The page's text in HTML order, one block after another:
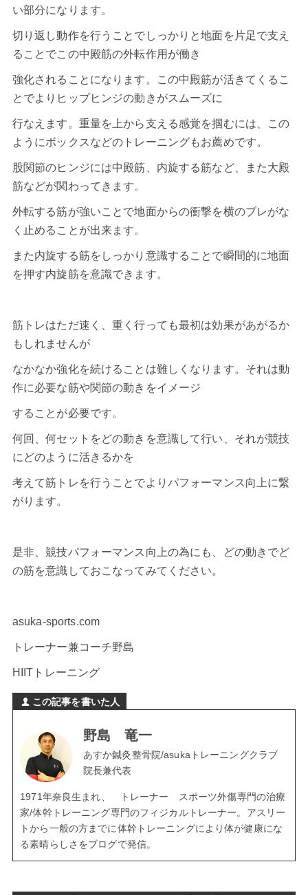
い部分になります。
切り返し動作を行うことでしっかりと地面を片足で支え
ることでこの中殿筋の外転作用が働き
強化されることになります。この中殿筋が活きてくるこ
とでよりヒップヒンジの動きがスムーズに
行なえます。重量を上から支える感覚を掴むには、この
ようにボックスなどのトレーニングもお薦めです。
股関節のヒンジには中殿筋、内旋する筋など、また大殿
筋などが関わってきます。
外転する筋が強いことで地面からの衝撃を横のブレがな
く止めることが出来ます。
また内旋する筋をしっかり意識することで瞬間的に地面
を押す内旋筋を意識できます。
筋トレはただ速く、重く行っても最初は効果があがるか
もしれませんが
なかなか強化を続けることは難しくなります。それは動
作に必要な筋や関節の動きをイメージ
することが必要です。
何回、何セットをどの動きを意識して行い、それが競技
にどのように活きるかを
考えて筋トレを行うことでよりパフォーマンス向上に繋
がります。
是非、競技パフォーマンス向上の為にも、どの動きでど
の筋を意識しておこなってみてください。
asuka-sports.com
トレーナー兼コーチ野島
HIITトレーニング
この記事を書いた人
野島 竜一
あすか鍼灸整骨院/asukaトレーニングクラブ
院長兼代表
1971年奈良生まれ、 トレーナー スポーツ外傷専門の治療
家/体幹トレーニング専門のフィジカルトレーナー。アスリー
トから一般の方までに体幹トレーニングにより体が健康にな
る素晴らしさをブログで発信。